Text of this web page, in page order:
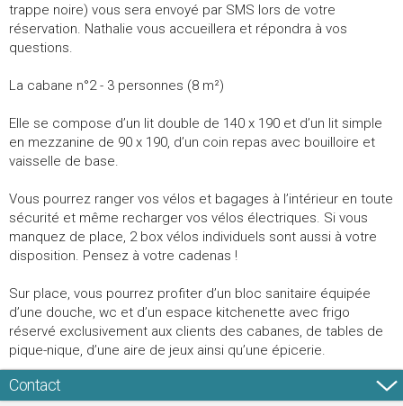
trappe noire) vous sera envoyé par SMS lors de votre
réservation. Nathalie vous accueillera et répondra à vos
questions.
La cabane n°2 - 3 personnes (8 m²)
Elle se compose d’un lit double de 140 x 190 et d’un lit simple
en mezzanine de 90 x 190, d’un coin repas avec bouilloire et
vaisselle de base.
Vous pourrez ranger vos vélos et bagages à l’intérieur en toute
sécurité et même recharger vos vélos électriques. Si vous
manquez de place, 2 box vélos individuels sont aussi à votre
disposition. Pensez à votre cadenas !
Sur place, vous pourrez profiter d’un bloc sanitaire équipée
d’une douche, wc et d’un espace kitchenette avec frigo
réservé exclusivement aux clients des cabanes, de tables de
pique-nique, d’une aire de jeux ainsi qu’une épicerie.
Contact